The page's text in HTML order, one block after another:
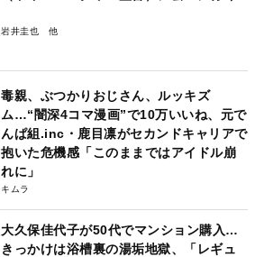
岩井圭也
毒親、ぶつかりおじさん、ルッキズ
ム…“闇深4コマ漫画”で10万いいね、元で
んぱ組.inc・鹿目凛がセカンドキャリアで
抱いた危機感「このままではアイドル崩
れに」
キムラ
大久保佳代子が50代でマンション購入…
きっかけは浴槽裏の湯垢地獄、「レギュ